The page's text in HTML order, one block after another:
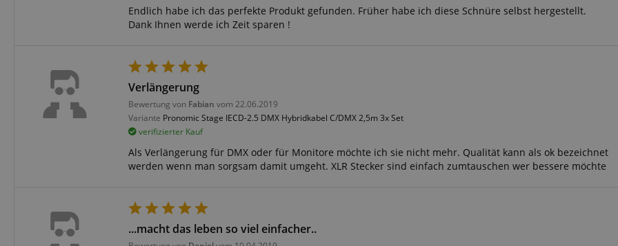
Endlich habe ich das perfekte Produkt gefunden. Früher habe ich diese Schnüre selbst hergestellt.
Dank Ihnen werde ich Zeit sparen !
Verlängerung
Bewertung von Fabian vom 22.06.2019
Variante Pronomic Stage IECD-2.5 DMX Hybridkabel C/DMX 2,5m 3x Set
verifizierter Kauf
Als Verlängerung für DMX oder für Monitore möchte ich sie nicht mehr. Qualität kann als ok bezeichnet
werden wenn man sorgsam damit umgeht. XLR Stecker sind einfach zumtauschen wer bessere möchte
...macht das leben so viel einfacher..